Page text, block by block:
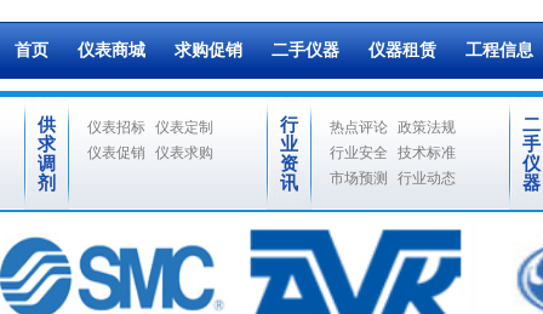
首页 仪表商城 求购促销 二手仪器 仪器租赁 工程信息
供
求
调
剂
仪表招标 仪表定制
仪表促销
仪表求购
行
业
资
讯
热点评论 政策法规
行业安全
技术标准
市场预测
行业动态
二
手
仪
器